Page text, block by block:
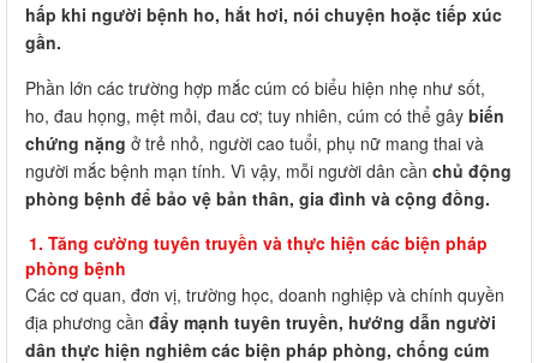
hấp khi người bệnh ho, hắt hơi, nói chuyện hoặc tiếp xúc
gần.
Phần lớn các trường hợp mắc cúm có biểu hiện nhẹ như sốt,
ho, đau họng, mệt mỏi, đau cơ; tuy nhiên, cúm có thể gây biến
chứng nặng ở trẻ nhỏ, người cao tuổi, phụ nữ mang thai và
người mắc bệnh mạn tính. Vì vậy, mỗi người dân cần chủ động
phòng bệnh để bảo vệ bản thân, gia đình và cộng đồng.
1. Tăng cường tuyên truyền và thực hiện các biện pháp
phòng bệnh
Các cơ quan, đơn vị, trường học, doanh nghiệp và chính quyền
địa phương cần đẩy mạnh tuyên truyền, hướng dẫn người
dân thực hiện nghiêm các biện pháp phòng, chống cúm